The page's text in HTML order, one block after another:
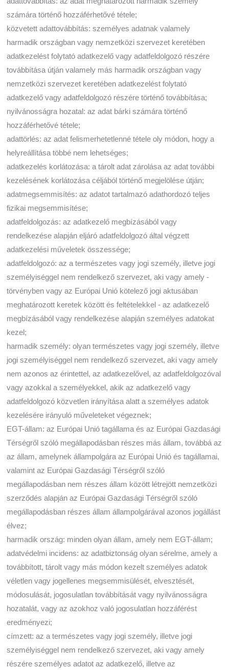
számára történő hozzáférhetővé tétele;
közvetett adattovábbítás: személyes adatnak valamely
harmadik országban vagy nemzetközi szervezet keretében
adatkezelést folytató adatkezelő vagy adatfeldolgozó részére
továbbítása útján valamely más harmadik országban vagy
nemzetközi szervezet keretében adatkezelést folytató
adatkezelő vagy adatfeldolgozó részére történő továbbítása;
nyilvánosságra hozatal: az adat bárki számára történő
hozzáférhetővé tétele;
adattörlés: az adat felismerhetetlenné tétele oly módon, hogy a
helyreállítása többé nem lehetséges;
adatkezelés korlátozása: a tárolt adat zárolása az adat további
kezelésének korlátozása céljából történő megjelölése útján;
adatmegsemmisítés: az adatot tartalmazó adathordozó teljes
fizikai megsemmisítése;
adatfeldolgozás: az adatkezelő megbízásából vagy
rendelkezése alapján eljáró adatfeldolgozó által végzett
adatkezelési műveletek összessége;
adatfeldolgozó: az a természetes vagy jogi személy, illetve jogi
személyiséggel nem rendelkező szervezet, aki vagy amely -
törvényben vagy az Európai Unió kötelező jogi aktusában
meghatározott keretek között és feltételekkel - az adatkezelő
megbízásából vagy rendelkezése alapján személyes adatokat
kezel;
harmadik személy: olyan természetes vagy jogi személy, illetve
jogi személyiséggel nem rendelkező szervezet, aki vagy amely
nem azonos az érintettel, az adatkezelővel, az adatfeldolgozóval
vagy azokkal a személyekkel, akik az adatkezelő vagy
adatfeldolgozó közvetlen irányítása alatt a személyes adatok
kezelésére irányuló műveleteket végeznek;
EGT-állam: az Európai Unió tagállama és az Európai Gazdasági
Térségről szóló megállapodásban részes más állam, továbbá az
az állam, amelynek állampolgára az Európai Unió és tagállamai,
valamint az Európai Gazdasági Térségről szóló
megállapodásban nem részes állam között létrejött nemzetközi
szerződés alapján az Európai Gazdasági Térségről szóló
megállapodásban részes állam állampolgárával azonos jogállást
élvez;
harmadik ország: minden olyan állam, amely nem EGT-állam;
adatvédelmi incidens: az adatbiztonság olyan sérelme, amely a
továbbított, tárolt vagy más módon kezelt személyes adatok
véletlen vagy jogellenes megsemmisülését, elvesztését,
módosulását, jogosulatlan továbbítását vagy nyilvánosságra
hozatalát, vagy az azokhoz való jogosulatlan hozzáférést
eredményezi;
címzett: az a természetes vagy jogi személy, illetve jogi
személyiséggel nem rendelkező szervezet, aki vagy amely
részére személyes adatot az adatkezelő, illetve az